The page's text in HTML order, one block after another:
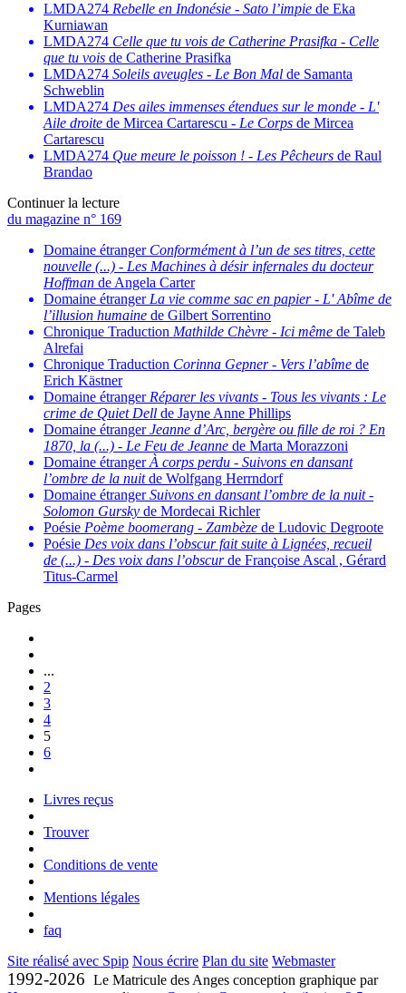
LMDA274 Rebelle en Indonésie - Sato l’impie de Eka
Kurniawan
LMDA274 Celle que tu vois de Catherine Prasifka - Celle
que tu vois de Catherine Prasifka
LMDA274 Soleils aveugles - Le Bon Mal de Samanta
Schweblin
LMDA274 Des ailes immenses étendues sur le monde - L'
Aile droite de Mircea Cartarescu - Le Corps de Mircea
Cartarescu
LMDA274 Que meure le poisson ! - Les Pêcheurs de Raul
Brandao
Continuer la lecture
du magazine n° 169
Domaine étranger Conformément à l’un de ses titres, cette
nouvelle (...) - Les Machines à désir infernales du docteur
Hoffman de Angela Carter
Domaine étrangerLa vie comme sac en papier - L' Abîme de
l’illusion humaine de Gilbert Sorrentino
Chronique Traduction Mathilde Chèvre - Ici même de Taleb
Alrefai
Chronique Traduction Corinna Gepner - Vers l’abîme de
Erich Kästner
Domaine étrangerRéparer les vivants - Tous les vivants : Le
crime de Quiet Dell de Jayne Anne Phillips
Domaine étrangerJeanne d’Arc, bergère ou fille de roi ? En
1870, la (...) - Le Feu de Jeanne de Marta Morazzoni
Domaine étrangerÀ corps perdu - Suivons en dansant
l’ombre de la nuitde Wolfgang Herrndorf
Domaine étrangerSuivons en dansant l’ombre de la nuit -
Solomon Gursky de Mordecai Richler
Poésie Poème boomerang - Zambèze de Ludovic Degroote
Poésie Des voix dans l’obscur fait suite à Lignées, recueil
de (...) - Des voix dans l’obscurde Françoise Ascal , Gérard
Titus-Carmel
Pages
...
2
3
4
5
6
Livres reçus
Trouver
Conditions de vente
Mentions légales
faq
Site réalisé avec Spip Nous écrire Plan du site Webmaster
1992-2026 Le Matricule des Anges conception graphique par